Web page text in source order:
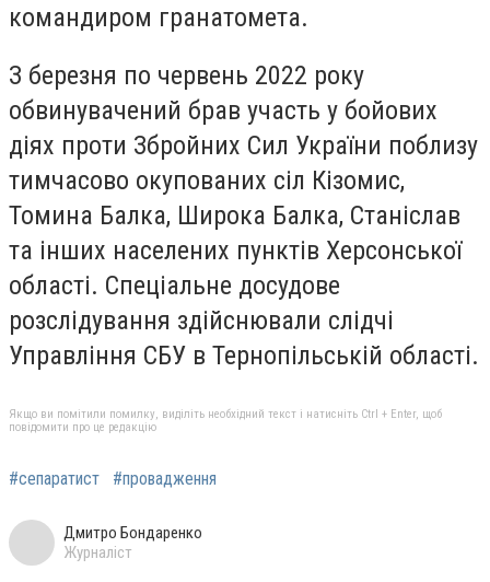
командиром гранатомета.
З березня по червень 2022 року
обвинувачений брав участь у бойових
діях проти Збройних Сил України поблизу
тимчасово окупованих сіл Кізомис,
Томина Балка, Широка Балка, Станіслав
та інших населених пунктів Херсонської
області. Спеціальне досудове
розслідування здійснювали слідчі
Управління СБУ в Тернопільській області.
Якщо ви помітили помилку, виділіть необхідний текст і натисніть Ctrl + Enter, щоб
повідомити про це редакцію
#сепаратист #провадження
Дмитро Бондаренко
Журналіст